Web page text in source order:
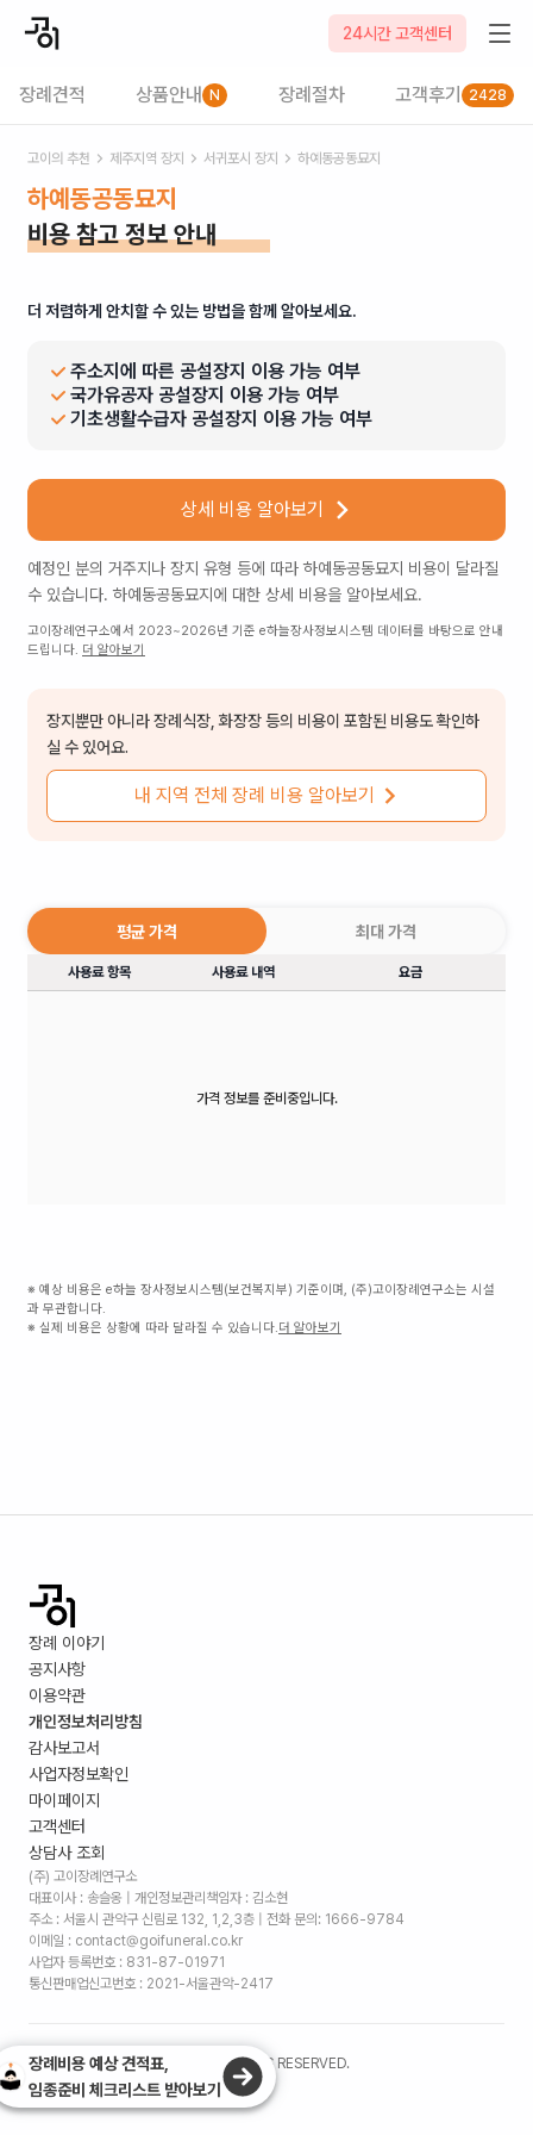
24시간 고객센터
장례견적 상품안내 N 장례절차 고객후기 2428
고이의 추천 제주지역 장지 서귀포시 장지 하예동공동묘지
하예동공동묘지
비용 참고 정보 안내
더 저렴하게 안치할 수 있는 방법을 함께 알아보세요.
주소지에 따른 공설장지 이용 가능 여부
국가유공자 공설장지 이용 가능 여부
기초생활수급자 공설장지 이용 가능 여부
상세 비용 알아보기
예정인 분의 거주지나 장지 유형 등에 따라 하예동공동묘지 비용이 달라질
수 있습니다. 하예동공동묘지 에 대한 상세 비용을 알아보세요.
고이장례연구소에서 2023~2026년 기준 e하늘장사정보시스템 데이터를 바탕으로 안내
드립니다. 더 알아보기
장지뿐만 아니라 장례식장, 화장장 등의 비용이 포함된 비용도 확인하
실 수 있어요.
내 지역 전체 장례 비용 알아보기
평균 가격 최대 가격
사용료 항목 사용료 내역 요금
가격 정보를 준비중입니다.
※ 예상 비용은 e하늘 장사정보시스템(보건복지부) 기준이며, (주)고이장례연구소는 시설
과 무관합니다.
※ 실제 비용은 상황에 따라 달라질 수 있습니다.더 알아보기
장례 이야기
공지사항
이용약관
개인정보처리방침
감사보고서
사업자정보확인
마이페이지
고객센터
상담사 조회
(주) 고이장례연구소
대표이사 : 송슬옹 | 개인정보관리책임자 : 김소현
주소 : 서울시 관악구 신림로 132, 1,2,3층 | 전화 문의: 1666-9784
이메일 : contact@goifuneral.co.kr
사업자 등록번호 : 831-87-01971
통신판매업신고번호 : 2021-서울관악-2417
©2026. (주)고이장례연구소 ALL RIGHTS RESERVED.
장례비용 예상 견적표,
임종준비 체크리스트 받아보기